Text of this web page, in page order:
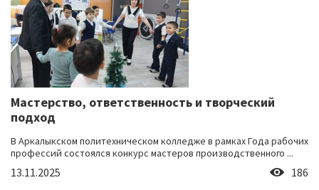
Мастерство, ответственность и творческий
подход
В Аркалыкском политехническом колледже в рамках Года рабочих
профессий состоялся конкурс мастеров производственного ...
13.11.2025 186